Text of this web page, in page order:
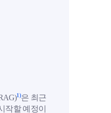
1)은 최근
작할 예정이